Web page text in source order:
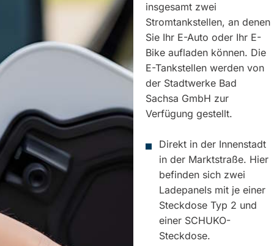
insgesamt zwei
Stromtankstellen, an denen
Sie Ihr E-Auto oder Ihr E-
Bike aufladen können. Die
E-Tankstellen werden von
der Stadtwerke Bad
Sachsa GmbH zur
Verfügung gestellt.
Direkt in der Innenstadt
in der Marktstraße. Hier
befinden sich zwei
Ladepanels mit je einer
Steckdose Typ 2 und
einer SCHUKO-
Steckdose.